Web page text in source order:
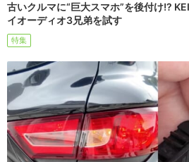
古いクルマに“巨大スマホ”を後付け!?
イオーディオ3兄弟を試す
特集